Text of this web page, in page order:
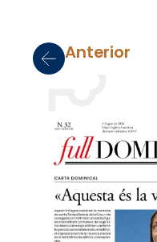
Anterior